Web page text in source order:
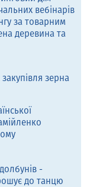
вебінарів
за товарним
деревина та
зерна
-
до танцю